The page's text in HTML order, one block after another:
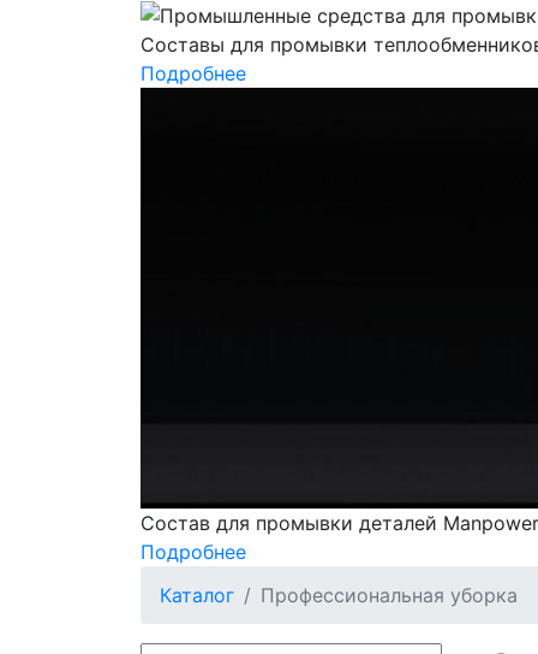
Составы для промывки
Подробнее
Состав для промывки деталей
Подробнее
Каталог
Профессиональная уборка